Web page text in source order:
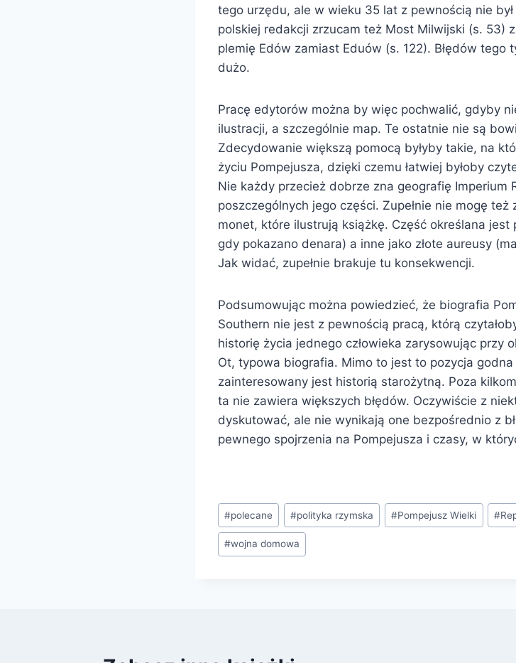
tego urzędu, ale w wieku 35 lat z pewnością nie
polskiej redakcji zrzucam też Most Milwijski (s. 53)
plemię Edów zamiast Eduów (s. 122). Błędów tego
dużo.
Pracę edytorów można by więc pochwalić, gdyby
ilustracji, a szczególnie map. Te ostatnie nie są
Zdecydowanie większą pomocą byłyby takie, na
życiu Pompejusza, dzięki czemu łatwiej byłoby
Nie każdy przecież dobrze zna geografię Imperium
poszczególnych jego części. Zupełnie nie mogę
monet, które ilustrują książkę. Część określana
gdy pokazano denara) a inne jako złote aureusy
Jak widać, zupełnie brakuje tu konsekwencji.
Podsumowując można powiedzieć, że biografia
Southern nie jest z pewnością pracą, którą
historię życia jednego człowieka zarysowując przy
Ot, typowa biografia. Mimo to jest to pozycja
zainteresowany jest historią starożytną. Poza
ta nie zawiera większych błędów. Oczywiście z
dyskutować, ale nie wynikają one bezpośrednio z
pewnego spojrzenia na Pompejusza i czasy, w
Tagi
wpisu:
#polecane #polityka rzymska #Pompejusz Wielki #
#wojna domowa